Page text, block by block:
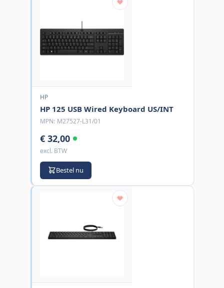
HP
HP 125 USB Wired Keyboard US/INT
MPN: M27527-L31/01
€ 32,00
excl. BTW
Bestel nu